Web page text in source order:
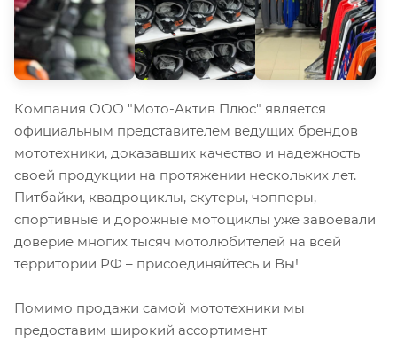
Компания ООО "Мото-Актив Плюс" является
официальным представителем ведущих брендов
мототехники, доказавших качество и надежность
своей продукции на протяжении нескольких лет.
Питбайки, квадроциклы, скутеры, чопперы,
спортивные и дорожные мотоциклы уже завоевали
доверие многих тысяч мотолюбителей на всей
территории РФ – присоединяйтесь и Вы!
Помимо продажи самой мототехники мы
предоставим широкий ассортимент